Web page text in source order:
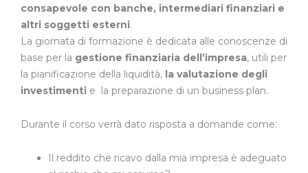
consapevole con banche, intermediari finanziari e
altri soggetti esterni.
La giornata di formazione è dedicata alle conoscenze di
base per la gestione finanziaria dell’impresa, utili per
la pianificazione della liquidità, la valutazione degli
investimenti e la preparazione di un business plan.
Durante il corso verrà dato risposta a domande come:
Il reddito che ricavo dalla mia impresa è adeguato